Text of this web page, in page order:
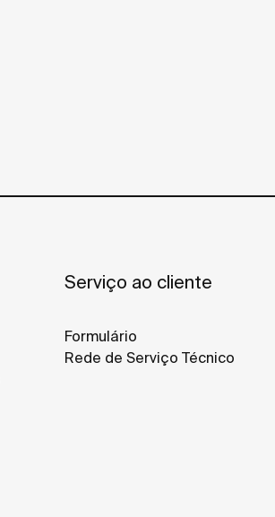
Serviço ao cliente
Formulário
Rede de Serviço Técnico